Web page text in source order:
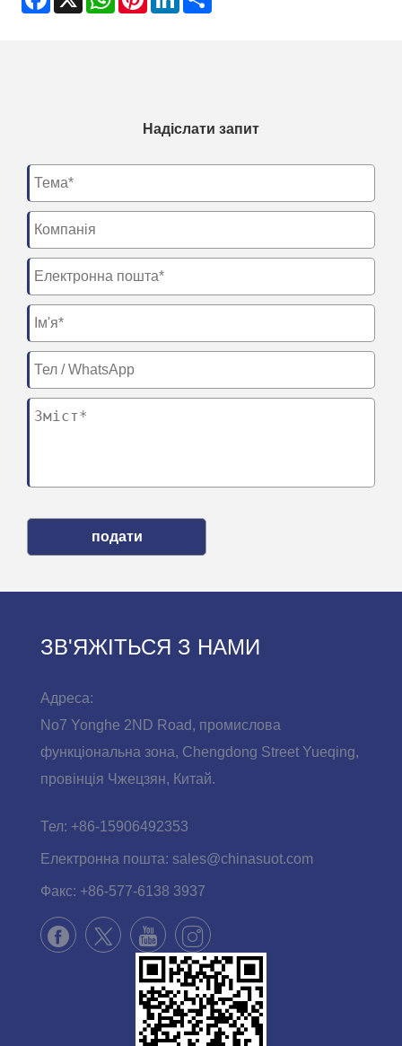
Надіслати запит
подати
ЗВ'ЯЖІТЬСЯ З НАМИ
Адреса:
No7 Yonghe 2ND Road, промислова
функціональна зона, Chengdong Street Yueqing,
провінція Чжецзян, Китай.
Тел: +86-15906492353
Електронна пошта: sales@chinasuot.com
Факс: +86-577-6138 3937